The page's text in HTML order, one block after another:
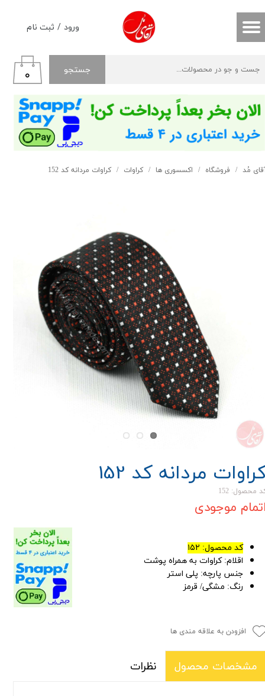
ورود / ثبت نام
حساب کاربری من
خروج از حساب کاربری
جستجو ۰
مُد فروشگاه اکسسوری ها کراوات کراوات مردانه کد 152
مردانه کد 152
محصول: 152
موجودی
کد محصول: ۱۵۲
اقلام: کراوات به همراه پوشت
جنس پارچه: پلی استر
رنگ: مشگی/ قرمز
افزودن به علاقه مندی ها
مشخصات محصول نظرات